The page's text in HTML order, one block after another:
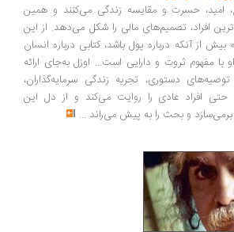
امید، حسرت و مقایسه زندگی می‌کنند و همین
افراد، تصمیم‌های مالی را شکل می‌دهد. از این
از آنکه درباره پول باشد، کتابی درباره انسان
با مفهوم ثروت و دارایی است... اوزل به‌جای ارائه
دستوری، تجربه زندگی سرمایه‌گذاران،
و حتی افراد عادی را روایت می‌کند و از دل این
و بحث را به پیش می‌راند ...